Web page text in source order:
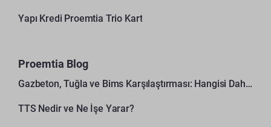
Yapı Kredi Proemtia Trio Kart
Proemtia Blog
Gazbeton, Tuğla ve Bims Karşılaştırması: Hangisi Daha Avantajlı?
TTS Nedir ve Ne İşe Yarar?